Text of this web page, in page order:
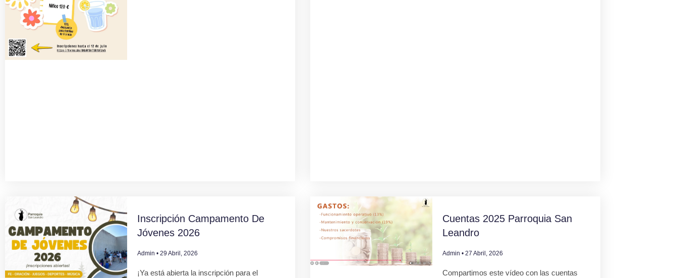
Inscripción Campamento De
Jóvenes 2026
Admin 29 Abril, 2026
¡Ya está abierta la inscripción para el
Cuentas 2025 Parroquia San
Leandro
Admin 27 Abril, 2026
Compartimos este vídeo con las cuentas